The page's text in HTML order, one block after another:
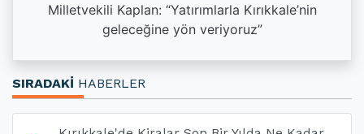
Milletvekili Kaplan: “Yatırımlarla Kırıkkale’nin
geleceğine yön veriyoruz”
SIRADAKİ HABERLER